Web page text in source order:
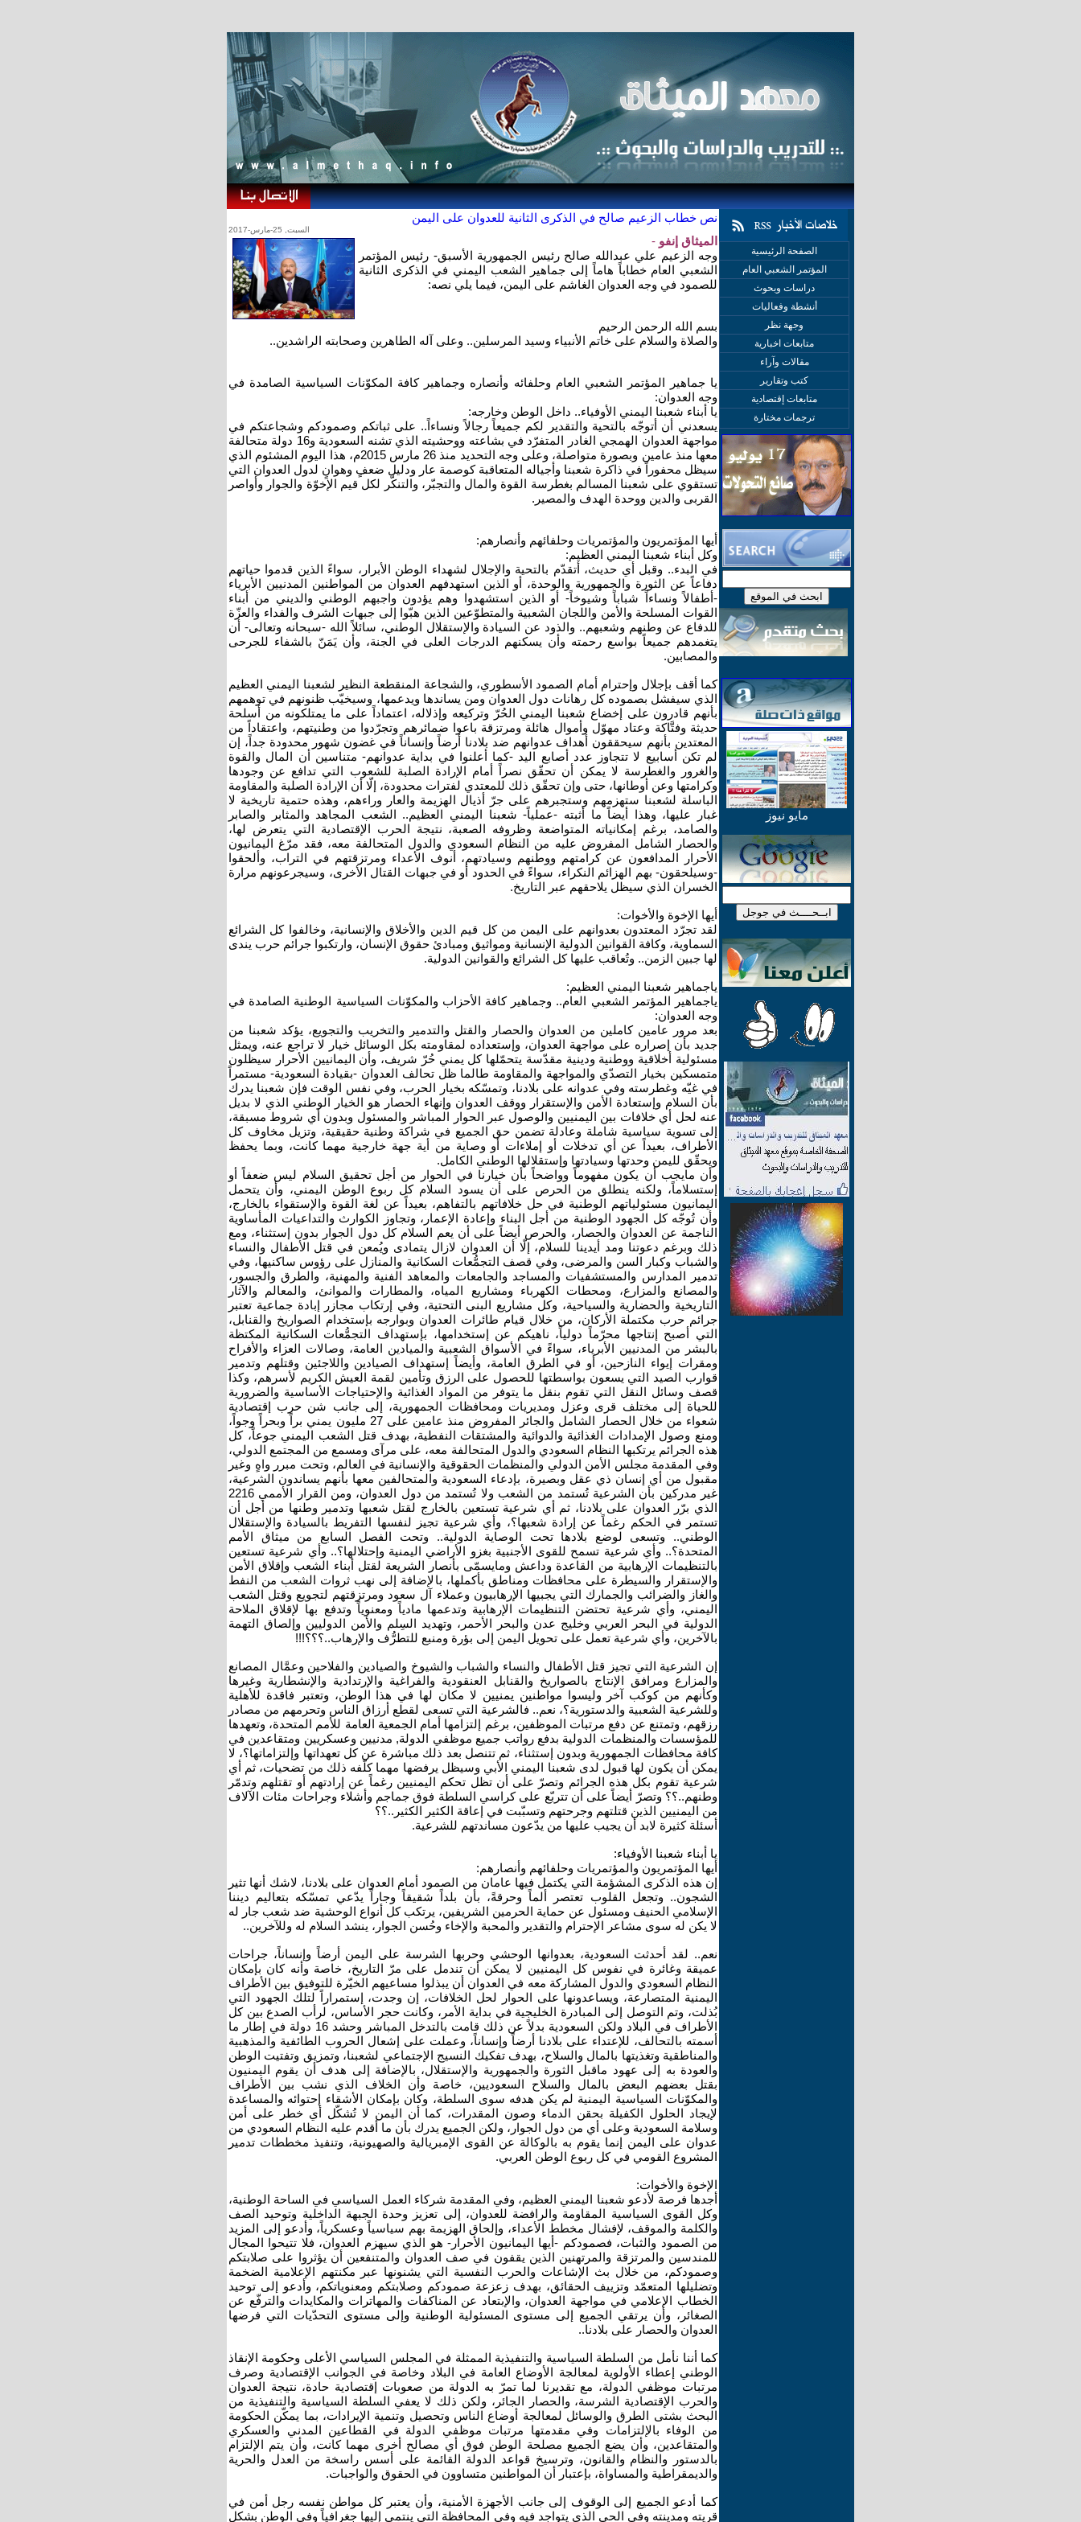
نص خطاب الزعيم صالح في الذكرى الثانية للعدوان على اليمن
السبت, 25-مارس-2017
الميثاق إنفو -
وجه الزعيم علي عبدالله صالح رئيس الجمهورية الأسبق- رئيس المؤتمر
الشعبي العام خطاباً هاماً إلى جماهير الشعب اليمني في الذكرى الثانية
للصمود في وجه العدوان الغاشم على اليمن، فيما يلي نصه:
بسم الله الرحمن الرحيم
والصلاة والسلام على خاتم الأنبياء وسيد المرسلين.. وعلى آله الطاهرين وصحابته الراشدين..
يا جماهير المؤتمر الشعبي العام وحلفائه وأنصاره وجماهير كافة المكوّنات السياسية الصامدة في
وجه العدوان:
يا أبناء شعبنا اليمني الأوفياء.. داخل الوطن وخارجه:
يسعدني أن أتوجّه بالتحية والتقدير لكم جميعاً رجالاً ونساءاً.. على ثباتكم وصمودكم وشجاعتكم في
مواجهة العدوان الهمجي الغادر المتفرّد في بشاعته ووحشيته الذي تشنه السعودية و16 دولة متحالفة
معها منذ عامين وبصورة متواصلة، وعلى وجه التحديد منذ 26 مارس 2015م، هذا اليوم المشئوم الذي
سيظل محفوراً في ذاكرة شعبنا وأجياله المتعاقبة كوصمة عار ودليل ضعفٍ وهوانٍ لدول العدوان التي
تستقوي على شعبنا المسالم بغطرسة القوة والمال والتجبّر، والتنكّر لكل قيم الإخوّة والجوار وأواصر
القربى والدين ووحدة الهدف والمصير.
أيها المؤتمريون والمؤتمريات وحلفائهم وأنصارهم:
وكل أبناء شعبنا اليمني العظيم:
في البدء.. وقبل أي حديث، أتقدّم بالتحية والإجلال لشهداء الوطن الأبرار، سواءً الذين قدموا حياتهم
دفاعاً عن الثورة والجمهورية والوحدة، أو الذين استهدفهم العدوان من المواطنين المدنيين الأبرياء
-أطفالاً ونساءاً شباباً وشيوخاً- أو الذين استشهدوا وهم يؤدون واجبهم الوطني والديني من أبناء
القوات المسلحة والأمن واللجان الشعبية والمتطوّعين الذين هبّوا إلى جبهات الشرف والفداء والعزّة
للدفاع عن وطنهم وشعبهم.. والذود عن السيادة والإستقلال الوطني، سائلاً الله -سبحانه وتعالى- أن
يتغمدهم جميعاً بواسع رحمته وأن يسكنهم الدرجات العلى في الجنة، وأن يَمَنّ بالشفاء للجرحى
والمصابين.
كما أقف بإجلال وإحترام أمام الصمود الأسطوري، والشجاعة المنقطعة النظير لشعبنا اليمني العظيم
الذي سيفشل بصموده كل رهانات دول العدوان ومن يساندها ويدعمها، وسيخيّب ظنونهم في توهمهم
بأنهم قادرون على إخضاع شعبنا اليمني الحُرّ وتركيعه وإذلاله، اعتماداً على ما يمتلكونه من أسلحة
حديثة وفتَّاكة وعتاد مهوّل وأموال هائلة ومرتزقة باعوا ضمائرهم وتجرّدوا من وطنيتهم، واعتقاداً من
المعتدين بأنهم سيحققون أهداف عدوانهم ضد بلادنا أرضاً وإنساناً في غضون شهور محدودة جداً، إن
لم تكن أسابيع لا تتجاوز عدد أصابع اليد -كما أعلنوا في بداية عدوانهم- متناسين أن المال والقوة
والغرور والغطرسة لا يمكن أن تحقّق نصراً أمام الإرادة الصلبة للشعوب التي تدافع عن وجودها
وكرامتها وعن أوطانها، حتى وإن تحقّق ذلك للمعتدي لفترات محدودة، إلّا أن الإرادة الصلبة والمقاومة
الباسلة لشعبنا ستهزمهم وستجبرهم على جرّ أذيال الهزيمة والعار وراءهم، وهذه حتمية تاريخية لا
غبار عليها، وهذا أيضاً ما أثبته -عملياً- شعبنا اليمني العظيم.. الشعب المجاهد والمثابر والصابر
والصامد، برغم إمكانياته المتواضعة وظروفه الصعبة، نتيجة الحرب الإقتصادية التي يتعرض لها،
والحصار الشامل المفروض عليه من النظام السعودي والدول المتحالفة معه، فقد مرّغ اليمانيون
الأحرار المدافعون عن كرامتهم ووطنهم وسيادتهم، أنوف الأعداء ومرتزقتهم في التراب، وألحقوا
-وسيلحقون- بهم الهزائم النكراء، سواءً في الحدود أو في جبهات القتال الأخرى، وسيجرعونهم مرارة
الخسران الذي سيظل يلاحقهم عبر التاريخ.
أيها الإخوة والأخوات:
لقد تجرّد المعتدون بعدوانهم على اليمن من كل قيم الدين والأخلاق والإنسانية، وخالفوا كل الشرائع
السماوية، وكافة القوانين الدولية الإنسانية ومواثيق ومبادئ حقوق الإنسان، وارتكبوا جرائم حرب يندى
لها جبين الزمن.. وتُعاقب عليها كل الشرائع والقوانين الدولية.
ياجماهير شعبنا اليمني العظيم:
ياجماهير المؤتمر الشعبي العام.. وجماهير كافة الأحزاب والمكوّنات السياسية الوطنية الصامدة في
وجه العدوان:
بعد مرور عامين كاملين من العدوان والحصار والقتل والتدمير والتخريب والتجويع، يؤكد شعبنا من
جديد بأن إصراره على مواجهة العدوان، وإستعداده لمقاومته بكل الوسائل خيار لا تراجع عنه، ويمثل
مسئولية أخلاقية ووطنية ودينية مقدّسة يتحمّلها كل يمني حُرّ شريف، وأن اليمانيين الأحرار سيظلون
متمسكين بخيار التصدّي والمواجهة والمقاومة طالما ظل تحالف العدوان -بقيادة السعودية- مستمراً
في غيّه وغطرسته وفي عدوانه على بلادنا، وتمسّكه بخيار الحرب، وفي نفس الوقت فإن شعبنا يدرك
بأن السلام وإستعادة الأمن والإستقرار ووقف العدوان وإنهاء الحصار هو الخيار الوطني الذي لا بديل
عنه لحل أي خلافات بين اليمنيين والوصول عبر الحوار المباشر والمسئول وبدون أي شروط مسبقة،
إلى تسوية سياسية شاملة وعادلة تضمن حق الجميع في شراكة وطنية حقيقية، وتزيل مخاوف كل
الأطراف، بعيداً عن أي تدخلات أو إملاءات أو وصاية من أية جهة خارجية مهما كانت، وبما يحفظ
ويحقّق لليمن وحدتها وسيادتها وإستقلالها الوطني الكامل.
وأن مايجب أن يكون مفهوماً وواضحاً بأن خيارنا في الحوار من أجل تحقيق السلام ليس ضعفاً أو
إستسلاماً، ولكنه ينطلق من الحرص على أن يسود السلام كل ربوع الوطن اليمني، وأن يتحمل
اليمانيون مسئولياتهم الوطنية في حل خلافاتهم بالتفاهم، بعيداً عن لغة القوة والإستقواء بالخارج،
وأن تُوجّه كل الجهود الوطنية من أجل البناء وإعادة الإعمار، وتجاوز الكوارث والتداعيات المأساوية
الناجمة عن العدوان والحصار، والحرص أيضاً على أن يعم السلام كل دول الجوار بدون إستثناء، ومع
ذلك وبرغم دعوتنا ومد أيدينا للسلام، إلّا أن العدوان لازال يتمادى ويُمعن في قتل الأطفال والنساء
والشباب وكبار السن والمرضى، وفي قصف التجمُّعات السكانية والمنازل على رؤوس ساكنيها، وفي
تدمير المدارس والمستشفيات والمساجد والجامعات والمعاهد الفنية والمهنية، والطرق والجسور،
والمصانع والمزارع، ومحطات الكهرباء ومشاريع المياه، والمطارات والموانئ، والمعالم والآثار
التاريخية والحضارية والسياحية، وكل مشاريع البنى التحتية، وفي إرتكاب مجازر إبادة جماعية تعتبر
جرائم حرب مكتملة الأركان، من خلال قيام طائرات العدوان وبوارجه بإستخدام الصواريخ والقنابل،
التي أصبح إنتاجها محرّماً دولياً، ناهيكم عن إستخدامها، بإستهداف التجمُّعات السكانية المكتظة
بالبشر من المدنيين الأبرياء، سواءً في الأسواق الشعبية والميادين العامة، وصالات العزاء والأفراح
ومقرات إيواء النازحين، أو في الطرق العامة، وأيضاً إستهداف الصيادين واللاجئين وقتلهم وتدمير
قوارب الصيد التي يسعون بواسطتها للحصول على الرزق وتأمين لقمة العيش الكريم لأسرهم، وكذا
قصف وسائل النقل التي تقوم بنقل ما يتوفر من المواد الغذائية والإحتياجات الأساسية والضرورية
للحياة إلى مختلف قرى وعزل ومديريات ومحافظات الجمهورية، إلى جانب شن حرب إقتصادية
شعواء من خلال الحصار الشامل والجائر المفروض منذ عامين على 27 مليون يمني براً وبحراً وجواً،
ومنع وصول الإمدادات الغذائية والدوائية والمشتقات النفطية، بهدف قتل الشعب اليمني جوعاً، كل
هذه الجرائم يرتكبها النظام السعودي والدول المتحالفة معه، على مرآى ومسمع من المجتمع الدولي،
وفي المقدمة مجلس الأمن الدولي والمنظمات الحقوقية والإنسانية في العالم، وتحت مبرر واهٍ وغير
مقبول من أي إنسان ذي عقل وبصيرة، بإدعاء السعودية والمتحالفين معها بأنهم يساندون الشرعية،
غير مدركين بأن الشرعية تُستمد من الشعب ولا تُستمد من دول العدوان، ومن القرار الأممي 2216
الذي برّر العدوان على بلادنا، ثم أي شرعية تستعين بالخارج لقتل شعبها وتدمير وطنها من أجل أن
تستمر في الحكم رغماً عن إرادة شعبها؟، وأي شرعية تجيز لنفسها التفريط بالسيادة والإستقلال
الوطني.. وتسعى لوضع بلادها تحت الوصاية الدولية.. وتحت الفصل السابع من ميثاق الأمم
المتحدة؟.. وأي شرعية تسمح للقوى الأجنبية بغزو الأراضي اليمنية وإحتلالها؟.. وأي شرعية تستعين
بالتنظيمات الإرهابية من القاعدة وداعش ومايسمّى بأنصار الشريعة لقتل أبناء الشعب وإقلاق الأمن
والإستقرار والسيطرة على محافظات ومناطق بأكملها، بالإضافة إلى نهب ثروات الشعب من النفط
والغاز والضرائب والجمارك التي يجبيها الإرهابيون وعملاء آل سعود ومرتزقتهم لتجويع وقتل الشعب
اليمني، وأي شرعية تحتضن التنظيمات الإرهابية وتدعمها مادياً ومعنوياً وتدفع بها لإقلاق الملاحة
الدولية في البحر العربي وخليج عدن والبحر الأحمر، وتهديد السِلم والأمن الدوليين وإلصاق التهمة
بالآخرين، وأي شرعية تعمل على تحويل اليمن إلى بؤرة ومنبع للتطرُّف والإرهاب..؟؟؟!!!
إن الشرعية التي تجيز قتل الأطفال والنساء والشباب والشيوخ والصيادين والفلاحين وعمَّال المصانع
والمزارع ومرافق الإنتاج بالصواريخ والقنابل العنقودية والفراغية والإرتدادية والإنشطارية وغيرها
وكأنهم من كوكب آخر وليسوا مواطنين يمنيين لا مكان لها في هذا الوطن، وتعتبر فاقدة للأهلية
وللشرعية الشعبية والدستورية؟، نعم.. فالشرعية التي تسعى لقطع أرزاق الناس وتحرمهم من مصادر
رزقهم، وتمتنع عن دفع مرتبات الموظفين، برغم إلتزامها أمام الجمعية العامة للأمم المتحدة، وتعهدها
للمؤسسات والمنظمات الدولية بدفع رواتب جميع موظفي الدولة, مدنيين وعسكريين ومتقاعدين في
كافة محافظات الجمهورية وبدون إستثناء، ثم تتنصل بعد ذلك مباشرة عن كل تعهداتها وإلتزاماتها؟، لا
يمكن أن يكون لها قبول لدى شعبنا اليمني الأبي وسيظل يرفضها مهما كلّفه ذلك من تضحيات، ثم أي
شرعية تقوم بكل هذه الجرائم وتصرّ على أن تظل تحكم اليمنيين رغماً عن إرادتهم أو تقتلهم وتدمّر
وطنهم..؟؟ وتصرّ أيضاً على أن تتربّع على كراسي السلطة فوق جماجم وأشلاء وجراحات مئات الآلاف
من اليمنيين الذين قتلتهم وجرحتهم وتسبّبت في إعاقة الكثير الكثير..؟؟
أسئلة كثيرة لابد أن يجيب عليها من يدّعون مساندتهم للشرعية.
يا أبناء شعبنا الأوفياء:
أيها المؤتمريون والمؤتمريات وحلفائهم وأنصارهم:
إن هذه الذكرى المشؤمة التي يكتمل فيها عامان من الصمود أمام العدوان على بلادنا، لاشك أنها تثير
الشجون.. وتجعل القلوب تعتصر ألماً وحرقةً، بأن بلداً شقيقاً وجاراً يدّعي تمسّكه بتعاليم ديننا
الإسلامي الحنيف ومسئول عن حماية الحرمين الشريفين، يرتكب كل أنواع الوحشية ضد شعب جار له
لا يكن له سوى مشاعر الإحترام والتقدير والمحبة والإخاء وحُسن الجوار، ينشد السلام له وللآخرين..
نعم.. لقد أحدثت السعودية، بعدوانها الوحشي وحربها الشرسة على اليمن أرضاً وإنساناً، جراحات
عميقة وغائرة في نفوس كل اليمنيين لا يمكن أن تندمل على مرّ التاريخ، خاصة وأنه كان بإمكان
النظام السعودي والدول المشاركة معه في العدوان أن يبذلوا مساعيهم الخيّرة للتوفيق بين الأطراف
اليمنية المتصارعة، ويساعدونها على الحوار لحل الخلافات، إن وجدت، إستمراراً لتلك الجهود التي
بُذلت، وتم التوصل إلى المبادرة الخليجية في بداية الأمر، وكانت حجر الأساس، لرأب الصدع بين كل
الأطراف في البلاد ولكن السعودية بدلاً عن ذلك قامت بالتدخل المباشر وحشد 16 دولة في إطار ما
أسمته بالتحالف، للإعتداء على بلادنا أرضاً وإنساناً، وعملت على إشعال الحروب الطائفية والمذهبية
والمناطقية وتغذيتها بالمال والسلاح، بهدف تفكيك النسيج الإجتماعي لشعبنا، وتمزيق وتفتيت الوطن
والعودة به إلى عهود ماقبل الثورة والجمهورية والإستقلال، بالإضافة إلى هدف أن يقوم اليمنيون
بقتل بعضهم البعض بالمال والسلاح السعوديين، خاصة وأن الخلاف الذي نشب بين الأطراف
والمكوّنات السياسية اليمنية لم يكن هدفه سوى السلطة، وكان بإمكان الأشقاء إحتوائه والمساعدة
لإيجاد الحلول الكفيلة بحقن الدماء وصون المقدرات، كما أن اليمن لا تُشكّل أي خطر على أمن
وسلامة السعودية وعلى أي من دول الجوار، ولكن الجميع يدرك بأن ما أقدم عليه النظام السعودي من
عدوان على اليمن إنما يقوم به بالوكالة عن القوى الإمبريالية والصهيونية، وتنفيذ مخططات تدمير
المشروع القومي في كل ربوع الوطن العربي.
الإخوة والأخوات:
أجدها فرصة لأدعو شعبنا اليمني العظيم، وفي المقدمة شركاء العمل السياسي في الساحة الوطنية،
وكل القوى السياسية المقاومة والرافضة للعدوان، إلى تعزيز وحدة الجبهة الداخلية وتوحيد الصف
والكلمة والموقف، لإفشال مخطط الأعداء، وإلحاق الهزيمة بهم سياسياً وعسكرياً، وأدعو إلى المزيد
من الصمود والثبات، فصمودكم -أيها اليمانيون الأحرار- هو الذي سيهزم العدوان، فلا تتيحوا المجال
للمندسين والمرتزقة والمرتهنين الذين يقفون في صف العدوان والمتنفعين أن يؤثروا على صلابتكم
وصمودكم، من خلال بث الإشاعات والحرب النفسية التي يشنونها عبر مكنتهم الإعلامية الضخمة
وتضليلها المتعمّد وتزييف الحقائق، بهدف زعزعة صمودكم وصلابتكم ومعنوياتكم، وأدعو إلى توحيد
الخطاب الإعلامي في مواجهة العدوان، والإبتعاد عن المناكفات والمهاترات والمكايدات والترفّع عن
الصغائر، وأن يرتقي الجميع إلى مستوى المسئولية الوطنية وإلى مستوى التحدّيات التي فرضها
العدوان والحصار على بلادنا..
كما أننا نأمل من السلطة السياسية والتنفيذية الممثلة في المجلس السياسي الأعلى وحكومة الإنقاذ
الوطني إعطاء الأولوية لمعالجة الأوضاع العامة في البلاد وخاصة في الجوانب الإقتصادية وصرف
مرتبات موظفي الدولة، مع تقديرنا لما تمرّ به الدولة من صعوبات إقتصادية حادة، نتيجة العدوان
والحرب الإقتصادية الشرسة، والحصار الجائر، ولكن ذلك لا يعفي السلطة السياسية والتنفيذية من
البحث بشتى الطرق والوسائل لمعالجة أوضاع الناس وتحصيل وتنمية الإيرادات، بما يمكّن الحكومة
من الوفاء بالإلتزامات وفي مقدمتها مرتبات موظفي الدولة في القطاعين المدني والعسكري
والمتقاعدين، وأن يضع الجميع مصلحة الوطن فوق أي مصالح أخرى مهما كانت، وأن يتم الإلتزام
بالدستور والنظام والقانون، وترسيخ قواعد الدولة القائمة على أسس راسخة من العدل والحرية
والديمقراطية والمساواة، بإعتبار أن المواطنين متساوون في الحقوق والواجبات.
كما أدعو الجميع إلى الوقوف إلى جانب الأجهزة الأمنية، وأن يعتبر كل مواطن نفسه رجل أمن في
قريته ومدينته وفي الحي الذي يتواجد فيه وفي المحافظة التي ينتمي إليها جغرافياً وفي الوطن بشكل
الصفحة الرئيسية
المؤتمر الشعبي العام
دراسات وبحوث
أنشطة وفعاليات
وجهة نظر
متابعات اخبارية
مقالات وآراء
كتب وتقارير
متابعات إقتصادية
ترجمات مختارة
مايو نيوز